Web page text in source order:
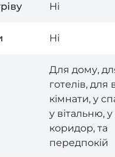
Ні
Ні
Для дому,
готелів, для
кімнати, у
у вітальню, у
коридор, та
передпокій